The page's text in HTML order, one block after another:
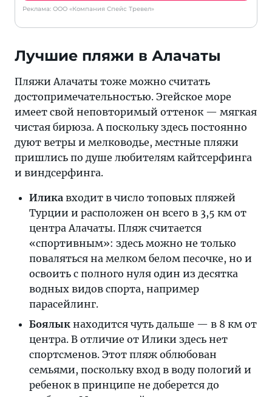
Реклама: ООО «Компания Спейс Тревел»
Лучшие пляжи в Алачаты
Пляжи Алачаты тоже можно считать
достопримечательностью. Эгейское море
имеет свой неповторимый оттенок — мягкая
чистая бирюза. А поскольку здесь постоянно
дуют ветры и мелководье, местные пляжи
пришлись по душе любителям кайтсерфинга
и виндсерфинга.
Илика входит в число топовых пляжей
Турции и расположен он всего в 3,5 км от
центра Алачаты. Пляж считается
«спортивным»: здесь можно не только
поваляться на мелком белом песочке, но и
освоить с полного нуля один из десятка
водных видов спорта, например
парасейлинг.
Боялык находится чуть дальше — в 8 км от
центра. В отличие от Илики здесь нет
спортсменов. Этот пляж облюбован
семьями, поскольку вход в воду пологий и
ребенок в принципе не доберется до